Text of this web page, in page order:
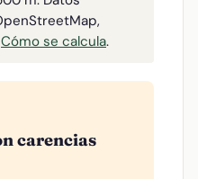
Cómo se calcula.
carencias